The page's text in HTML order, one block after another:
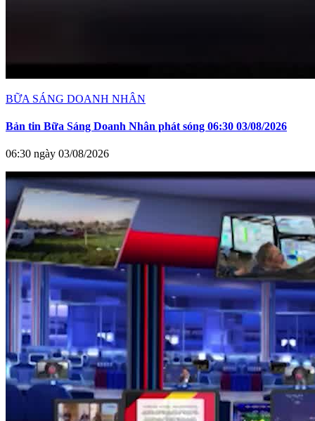
BỮA SÁNG DOANH NHÂN
Bản tin Bữa Sáng Doanh Nhân phát sóng 06:30 03/08/2026
06:30 ngày 03/08/2026